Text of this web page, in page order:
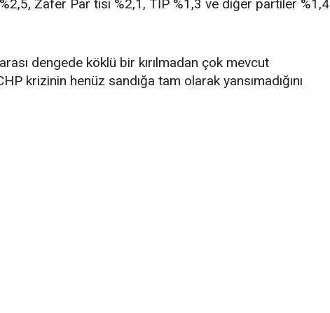
Zafer Par tisi %2,1, TİP %1,3 ve diğer partiler %1,4
dengede köklü bir kırılmadan çok mevcut
krizinin henüz sandığa tam olarak yansımadığını